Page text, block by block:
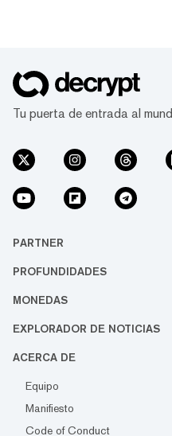
Tu puerta de entrada al
PARTNER
PROFUNDIDADES
MONEDAS
EXPLORADOR DE NOTICIAS
ACERCA DE
Equipo
Manifiesto
Code of Conduct